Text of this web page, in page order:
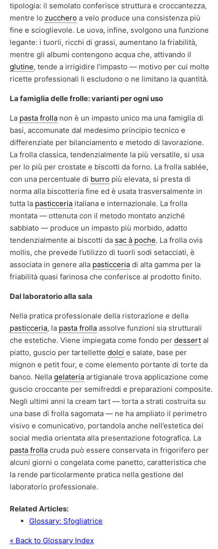
tipologia: il semolato conferisce struttura e croccantezza,
mentre lo zucchero a velo produce una consistenza più
fine e scioglievole. Le uova, infine, svolgono una funzione
legante: i tuorli, ricchi di grassi, aumentano la friabilità,
mentre gli albumi contengono acqua che, attivando il
glutine, tende a irrigidire l’impasto — motivo per cui molte
ricette professionali li escludono o ne limitano la quantità.
La famiglia delle frolle: varianti per ogni uso
La pasta frolla non è un impasto unico ma una famiglia di
basi, accomunate dal medesimo principio tecnico e
differenziate per bilanciamento e metodo di lavorazione.
La frolla classica, tendenzialmente la più versatile, si usa
per lo più per crostate e biscotti da forno. La frolla sablée,
con una percentuale di burro più elevata, si presta di
norma alla biscotteria fine ed è usata trasversalmente in
tutta la pasticceria italiana e internazionale. La frolla
montata — ottenuta con il metodo montato anziché
sabbiato — produce un impasto più morbido, adatto
tendenzialmente ai biscotti da sac à poche. La frolla ovis
mollis, che prevede l’utilizzo di tuorli sodi setacciati, è
associata in genere alla pasticceria di alta gamma per la
friabilità quasi farinosa che conferisce al prodotto finito.
Dal laboratorio alla sala
Nella pratica professionale della ristorazione e della
pasticceria, la pasta frolla assolve funzioni sia strutturali
che estetiche. Viene impiegata come fondo per dessert al
piatto, guscio per tartellette dolci e salate, base per
mignon e petit four, e come elemento portante di torte da
banco. Nella gelateria artigianale trova applicazione come
guscio croccante per semifreddi e preparazioni composite.
Negli ultimi anni la cream tart — torta a strati costruita su
una base di frolla sagomata — ne ha ampliato il perimetro
visivo e comunicativo, portandola anche nell’estetica dei
social media orientata alla presentazione fotografica. La
pasta frolla cruda può essere conservata in frigorifero per
alcuni giorni o congelata come panetto, caratteristica che
la rende particolarmente pratica nella gestione del
laboratorio professionale.
Related Articles:
Glossary: Sfogliatrice
« Back to Glossary Index